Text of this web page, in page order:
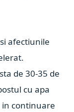
afectiunile
de 30-35 de
cu apa
in continuare